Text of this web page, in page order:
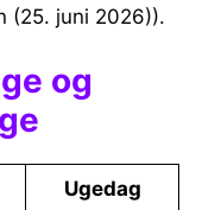
(25. juni 2026)).
og
Ugedag